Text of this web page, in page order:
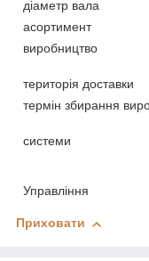
діаметр вала
асортимент
виробництво
територія доставки
термін збирання
системи
Управління
Приховати